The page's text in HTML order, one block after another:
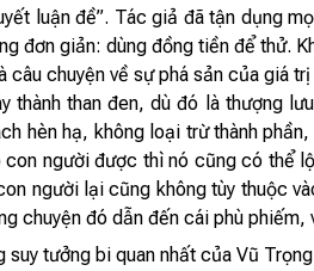
luận đề”. Tác giả đã tận dụng
đơn giản: dùng đồng tiền để thử.
câu chuyện về sự phá sản của
than đen, dù đó là thượng
hèn hạ, không loại trừ thành
người được thì nó cũng có thể
người lại cũng không tùy thuộc
chuyện đó dẫn đến cái phù phiếm,
tưởng bi quan nhất của Vũ